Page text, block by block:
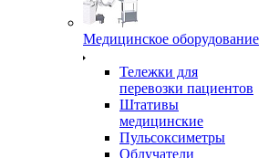
Медицинское оборудование
Тележки для
перевозки пациентов
Штативы
медицинские
Пульсоксиметры
Облучатели